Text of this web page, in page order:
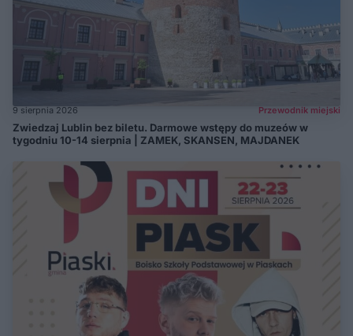
9 sierpnia 2026 Przewodnik miejski
Zwiedzaj Lublin bez biletu. Darmowe wstępy do muzeów w
tygodniu 10-14 sierpnia | ZAMEK, SKANSEN, MAJDANEK